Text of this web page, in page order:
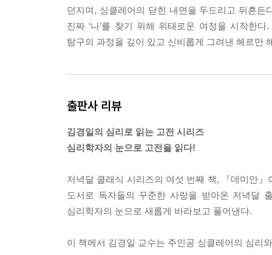
나는 단지 내 참된 자아에서 오는 충동에 순종하
--- p.33
람 안에는 십자가에 못 박힌 구원자가 존재한다.
래서인지 그들은 더 쉽게 죽어간다. 나 또한 내 이
--- p.34
여기까지 이야기한 사건 가운데 지금이 가장 중요
지하고 있던 기둥에 처음으로 생긴 금이었다. 누
적이고 근본적인 토대는 이런 사건들로 이루어진
--- p.56, 「1장 ‘두 세계’」 중에서
던지며, 싱클레어의 닫힌 내면을 두드리고 뒤흔
진짜 ‘나’를 찾기 위해 위태로운 여정을 시작한
탐구의 과정을 깊이 있고 신비롭게 그려낸 헤르만
출판사 리뷰
김경일의 심리로 읽는 고전 시리즈
심리학자의 눈으로 고전을 읽다!
저녁달 클래식 시리즈의 여섯 번째 책, 『데미안
도서로 독자들의 꾸준한 사랑을 받아온 저녁달
심리학자의 눈으로 새롭게 바라보고 풀어낸다.
이 책에서 김경일 교수는 주인공 싱클레어의 심리